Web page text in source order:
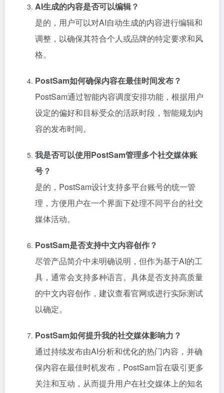
AI生成的内容是否可以编辑？
是的，用户可以对AI自动生成的内容进行编辑和
调整，以确保其符合个人或品牌的特定要求和风
格。
PostSam如何确保内容在最佳时间发布？
PostSam通过智能内容调度安排功能，根据用户
设定的偏好和目标受众的活跃时段，智能规划内
容的发布时间。
我是否可以使用PostSam管理多个社交媒体账
号？
是的，PostSam设计支持多平台账号的统一管
理，方便用户在一个界面下处理不同平台的社交
媒体活动。
PostSam是否支持中文内容创作？
尽管产品简介中未明确说明，但作为基于AI的工
具，通常会支持多种语言。具体是否支持高质量
的中文内容创作，建议查看官网或进行实际测试
以确定。
PostSam如何提升我的社交媒体影响力？
通过持续发布由AI分析和优化的热门内容，并确
保内容在最佳时机发布，PostSam旨在吸引更多
关注和互动，从而提升用户在社交媒体上的知名